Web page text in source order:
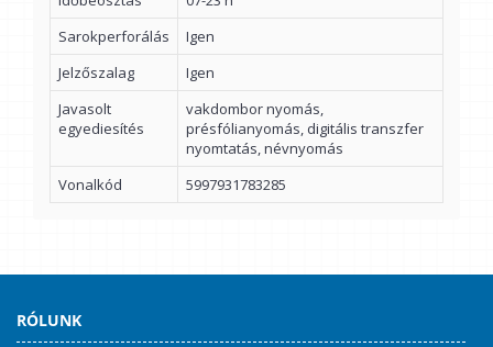
Sarokperforálás
Igen
Jelzőszalag
Igen
Javasolt
egyediesítés
vakdombor nyomás,
présfólianyomás, digitális transzfer
nyomtatás, névnyomás
Vonalkód
5997931783285
RÓLUNK